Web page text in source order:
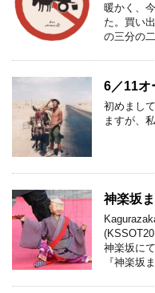
暖かく、
た。買い
の三分の
6／11オ
初めまし
ますが、
神楽坂
神楽坂に
『神楽坂